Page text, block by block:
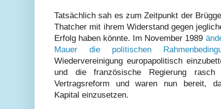
Tatsächlich sah es zum Zeitpunkt der
Thatcher mit ihrem Widerstand gegen
Erfolg haben könnte. Im November 1989
Mauer die politischen
Wiedervereinigung europapolitisch
und die französische Regierung
Vertragsreform und waren nun bereit,
Kapital einzusetzen.